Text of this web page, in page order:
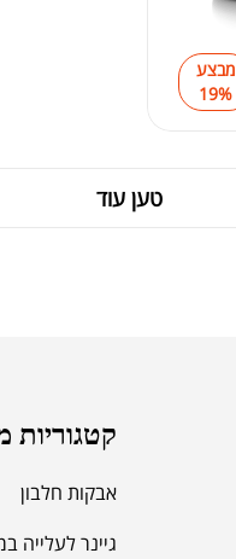
מבצע
19%
טען עוד
קטגוריות
אבקות חלבון
גיינר לעלייה